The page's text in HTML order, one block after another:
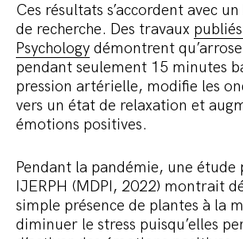
Ces résultats s’accordent avec
de recherche. Des travaux
Psychology démontrent
pendant seulement 15 minutes
pression artérielle, modifie les
vers un état de relaxation et
émotions positives.
Pendant la pandémie, une étude
IJERPH (MDPI, 2022) montrait
simple présence de plantes à la
diminuer le stress puisqu’elles